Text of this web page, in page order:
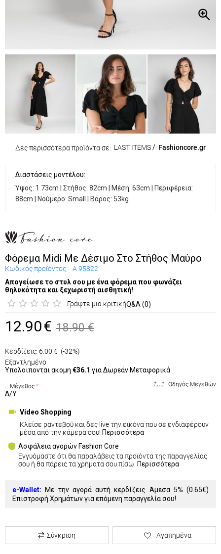
Δες περισσότερα προϊόντα σε: LAST ITEMS/ Fashioncore.gr
Διαστάσεις μοντέλου:
Ύψος: 1.73cm | Στήθος: 82cm | Μέση: 63cm | Περιφέρεια:
88cm | Νούμερο: Small | Βάρος: 53kg
Φόρεμα Midi Με Δέσιμο Στο Στήθος Μαύρο
Κωδικός προϊόντος:
Α 95822
Απογείωσε το στυλ σου με ένα φόρεμα που φωνάζει
θηλυκότητα και ξεχωριστή αισθητική!
Γράψτε μια κριτικήQ&A (0)
12.90€ 18.90 €
Κερδίζεις: 6.00 € (-32%)
Εξαντλημένο
Υπολοιπονται ακομη €36.1 για Δωρεάν Μεταφορικά
Οδηγός Μεγεθών
Μέγεθος
Δ/Υ
Video Shopping
Κλείσε ραντεβού και δες live την εικόνα που σε ενδιαφέρουν
μέσα από την κάμερα σου! Περισσότερα
Ασφάλεια αγορών Fashion Core
Εγγυόμαστε ότι θα παραλάβεις τα προϊόντα της παραγγελίας
σου ή θα πάρεις τα χρήματα σου πίσω. Περισσότερα
e-Wallet: Με την αγορά αυτή κερδίζεις Άμεσα 5% (0.65€)
Επιστροφή Χρημάτων για επόμενη παραγγελία σου!
Σύγκριση Αγαπημένα